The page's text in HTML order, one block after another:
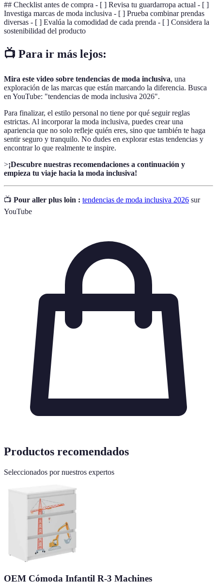
## Checklist antes de compra - [ ] Revisa tu guardarropa actual - [ ]
Investiga marcas de moda inclusiva - [ ] Prueba combinar prendas
diversas - [ ] Evalúa la comodidad de cada prenda - [ ] Considera la
sostenibilidad del producto
📺 Para ir más lejos:
Mira este video sobre tendencias de moda inclusiva, una
exploración de las marcas que están marcando la diferencia. Busca
en YouTube: "tendencias de moda inclusiva 2026".
Para finalizar, el estilo personal no tiene por qué seguir reglas
estrictas. Al incorporar la moda inclusiva, puedes crear una
apariencia que no solo refleje quién eres, sino que también te haga
sentir seguro y tranquilo. No dudes en explorar estas tendencias y
encontrar lo que realmente te inspire.
>¡Descubre nuestras recomendaciones a continuación y
empieza tu viaje hacia la moda inclusiva!
📺 Pour aller plus loin : tendencias de moda inclusiva 2026 sur
YouTube
Productos recomendados
Seleccionados por nuestros expertos
OEM Cómoda Infantil R-3 Machines